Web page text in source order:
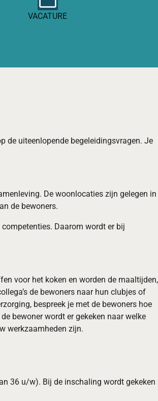
VACATURE
de uiteenlopende begeleidingsvragen. Je
De woonlocaties zijn gelegen in
de bewoners.
Daarom wordt er bij
voor het koken en worden de maaltijden,
de bewoners naar hun clubjes of
bespreek je met de bewoners hoe
bewoner wordt er gekeken naar welke
werkzaamheden zijn.
36 u/w). Bij de inschaling wordt gekeken